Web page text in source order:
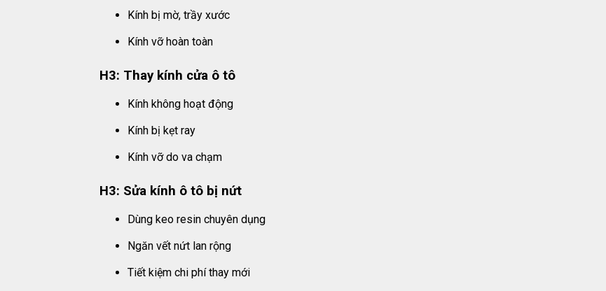
Kính bị mờ, trầy xước
Kính vỡ hoàn toàn
H3: Thay kính cửa ô tô
Kính không hoạt động
Kính bị kẹt ray
Kính vỡ do va chạm
H3: Sửa kính ô tô bị nứt
Dùng keo resin chuyên dụng
Ngăn vết nứt lan rộng
Tiết kiệm chi phí thay mới